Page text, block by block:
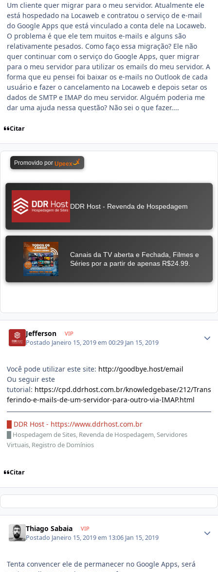
Um cliente quer migrar para o meu servidor. Atualmente ele
está hospedado na Locaweb e contratou o serviço de e-mail
do Google Apps que está vinculado a conta dele na Locaweb.
O problema é que ele tem muitos e-mails e alguns são
relativamente pesados. Como faço essa migração? Ele não
quer continuar com o serviço do Google Apps, quer migrar
para o meu servidor para utilizar os emails do meu servidor. A
forma que eu pensei foi baixar os e-mails no Outlook de cada
usuário e fazer o cancelamento na Locaweb e depois setar os
dados de SMTP e IMAP do meu servidor. Alguém poderia me
dar uma ajuda nessa questão? Não sei o que fazer....
Citar
Jefferson VIP
Postado Janeiro 15, 2019 em 00:29 Jan 15, 2019
Você pode utilizar este site: http://goodbye.host/email
Ou seguir este
tutorial: https://cpd.ddrhost.com.br/knowledgebase/212/Trans
ferindo-e-mails-de-um-servidor-para-outro-via-IMAP.html
█ DDR Host - https://www.ddrhost.com.br
Hospedagem de Sites, Revenda de Hospedagem, Servidores
Virtuais, Registro de Domínios
Citar
Thiago Sabaia VIP
Postado Janeiro 15, 2019 em 13:06 Jan 15, 2019
Tenta convencer ele de permanecer no Google Apps, será